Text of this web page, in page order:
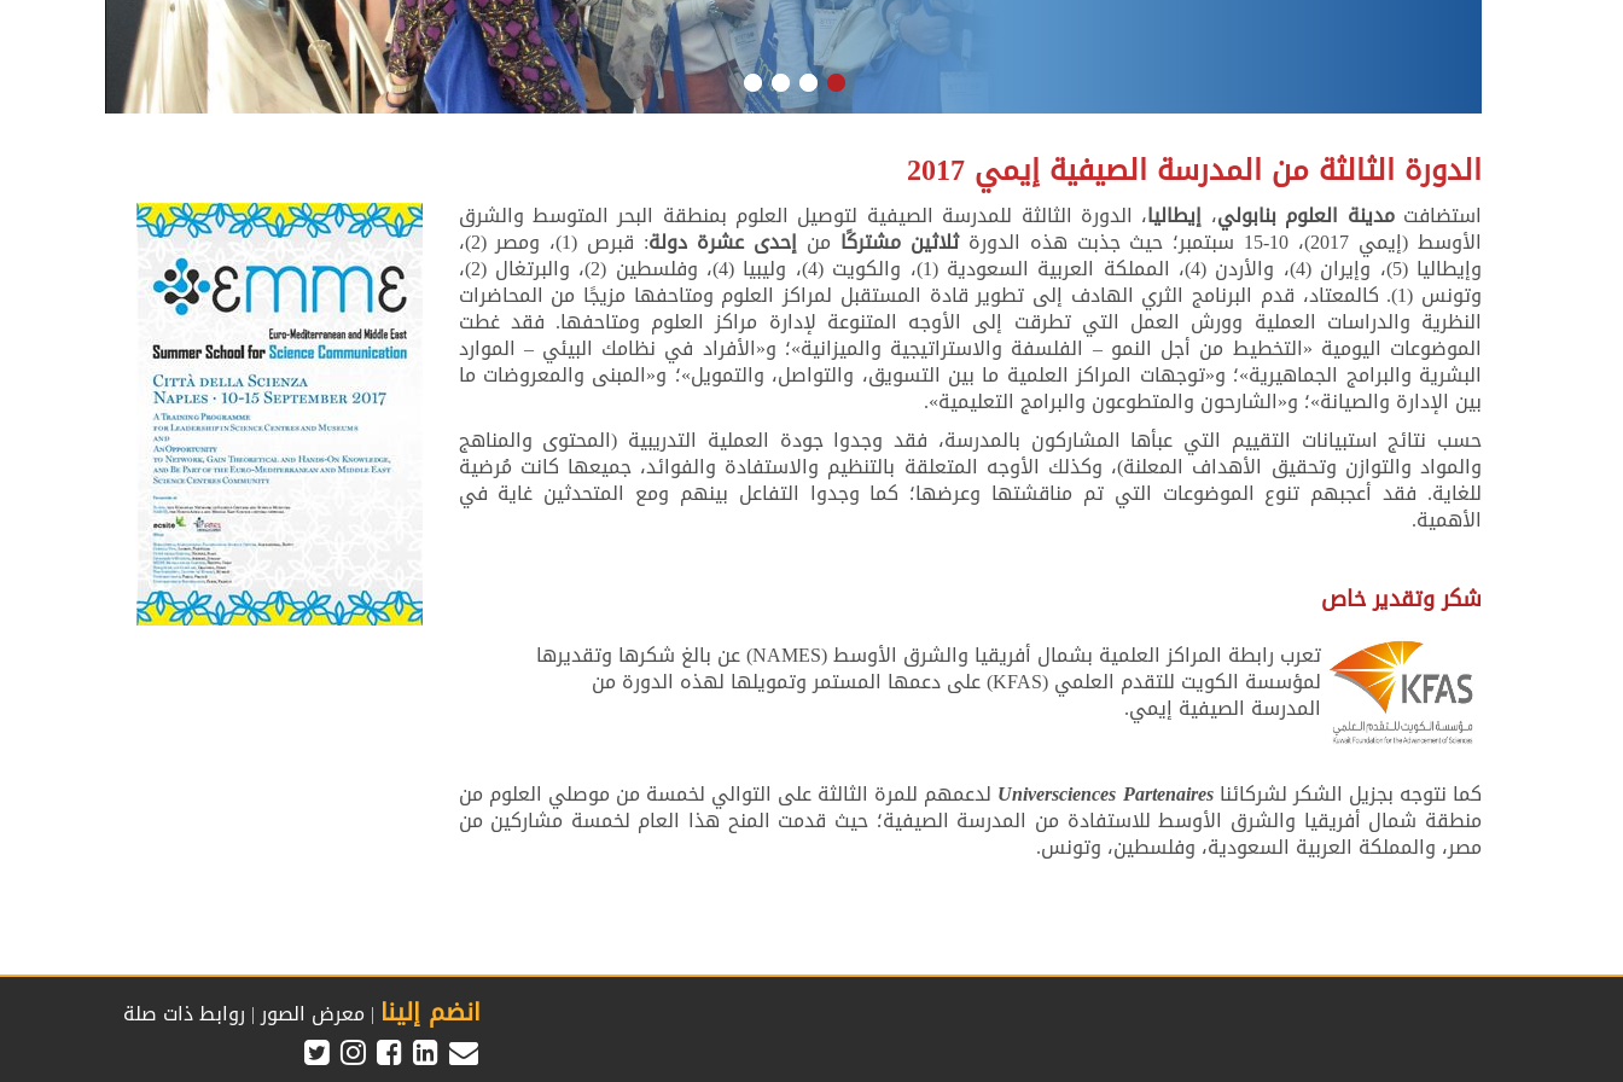
الدورة الثالثة من المدرسة الصيفية إيمي 2017
استضافتمدينة العلوم بنابولي، إيطاليا، الدورة الثالثة للمدرسة الصيفية لتوصيل العلوم بمنطقة البحر المتوسط والشرق
الأوسط (إيمي 2017)، 10-15 سبتمبر؛ حيث جذبت هذه الدورة ثلاثين مشتركًا من إحدىعشرة دولة : قبرص (1)، ومصر (2)،
وإيطاليا (5)، وإيران (4)، والأردن (4)، المملكة العربية السعودية (1)، والكويت (4)، وليبيا (4)، وفلسطين (2)، والبرتغال (2)،
وتونس (1). كالمعتاد، قدم البرنامج الثري الهادف إلى تطوير قادة المستقبل لمراكز العلوم ومتاحفها مزيجًا من المحاضرات
النظرية والدراسات العملية وورش العمل التي تطرقت إلى الأوجه المتنوعة لإدارة مراكز العلوم ومتاحفها. فقد غطت
الموضوعات اليومية «التخطيط من أجل النمو – الفلسفة والاستراتيجية والميزانية»؛ و«الأفراد في نظامك البيئي – الموارد
البشرية والبرامج الجماهيرية»؛ و«توجهات المراكز العلمية ما بين التسويق، والتواصل، والتمويل»؛ و«المبنى والمعروضات ما
بين الإدارة والصيانة»؛ و«الشارحون والمتطوعون والبرامج التعليمية».
حسب نتائج استبيانات التقييم التي عبأها المشاركون بالمدرسة، فقد وجدوا جودة العملية التدريبية (المحتوى والمناهج
والمواد والتوازن وتحقيق الأهداف المعلنة)، وكذلك الأوجه المتعلقة بالتنظيم والاستفادة والفوائد، جميعها كانت مُرضية
للغاية. فقد أعجبهم تنوع الموضوعات التي تم مناقشتها وعرضها؛ كما وجدوا التفاعل بينهم ومع المتحدثين غاية في
الأهمية.
شكر وتقدير خاص
تعرب رابطة المراكز العلمية بشمال أفريقيا والشرق الأوسط (NAMES) عن بالغ شكرها وتقديرها
لمؤسسة الكويت للتقدم العلمي (KFAS) على دعمها المستمر وتمويلها لهذه الدورة من
المدرسة الصيفية إيمي.
كما نتوجه بجزيل الشكر لشركائناUniversciences Partenaires لدعمهم للمرة الثالثة على التوالي لخمسة من موصلي العلوم من
منطقة شمال أفريقيا والشرق الأوسط للاستفادة من المدرسة الصيفية؛ حيث قدمت المنح هذا العام لخمسة مشاركين من
مصر، والمملكة العربية السعودية، وفلسطين، وتونس.
انضم إلينا | معرض الصور| روابط ذات صلة